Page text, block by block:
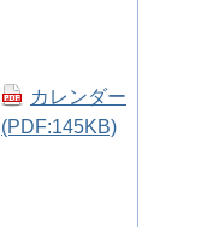
カレンダー
(PDF:145KB)